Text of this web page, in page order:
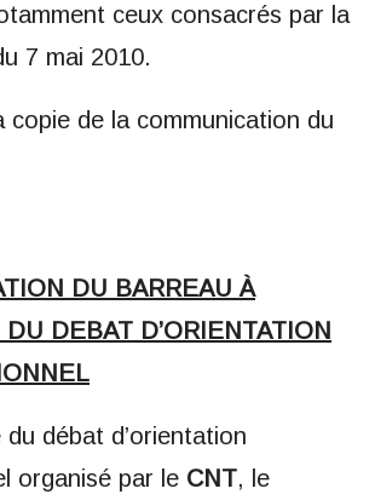
ceux consacrés par la
7 mai 2010.
copie de la communication du
DU BARREAU À
DU DEBAT D’ORIENTATION
débat d’orientation
organisé par le CNT, le